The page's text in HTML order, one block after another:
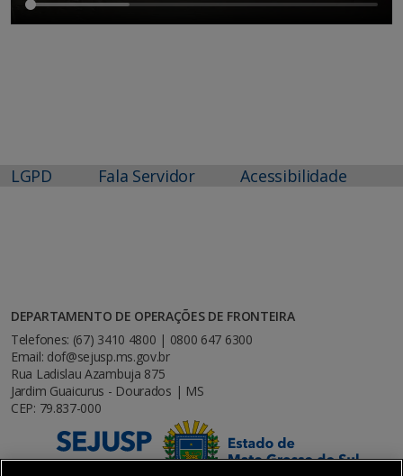
LGPD Fala Servidor Acessibilidade
DEPARTAMENTO DE OPERAÇÕES DE FRONTEIRA
Telefones: (67) 3410 4800 | 0800 647 6300
Email: dof@sejusp.ms.gov.br
Rua Ladislau Azambuja 875
Jardim Guaicurus - Dourados | MS
CEP: 79.837-000